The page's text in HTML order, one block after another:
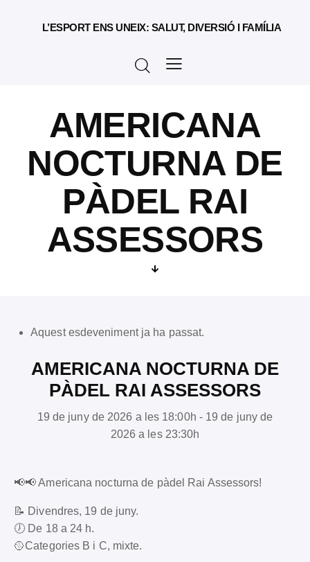
L’ESPORT ENS UNEIX: SALUT, DIVERSIÓ I FAMÍLIA
AMERICANA
NOCTURNA DE
PÀDEL RAI
ASSESSORS
Aquest esdeveniment ja ha passat.
AMERICANA NOCTURNA DE
PÀDEL RAI ASSESSORS
19 de juny de 2026 a les 18:00h - 19 de juny de
2026 a les 23:30h
📢📢 Americana nocturna de pàdel Rai Assessors!
📝 Divendres, 19 de juny.
🕖 De 18 a 24 h.
🥎Categories B i C, mixte.